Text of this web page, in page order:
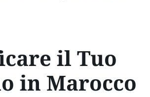
il Tuo
in Marocco